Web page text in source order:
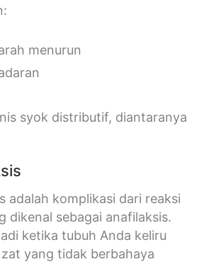
menurun
syok distributif, diantaranya
adalah komplikasi dari reaksi
dikenal sebagai anafilaksis.
ketika tubuh Anda keliru
yang tidak berbahaya